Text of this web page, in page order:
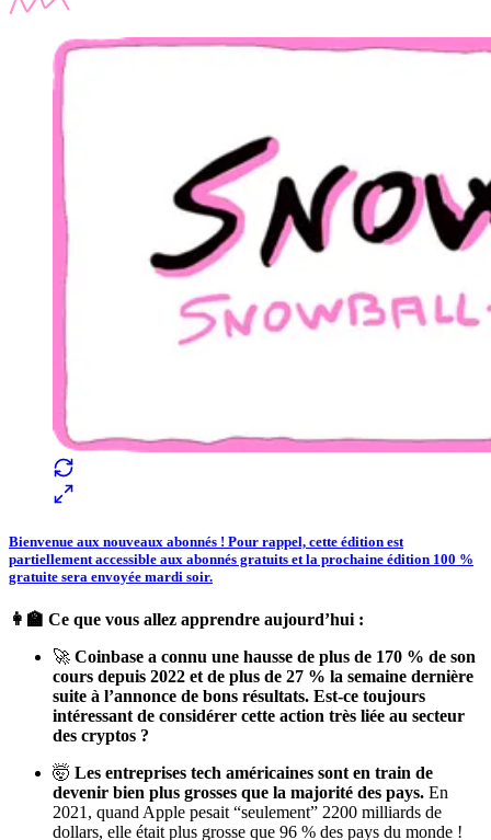
Bienvenue aux nouveaux abonnés ! Pour rappel, cette édition est
partiellement accessible aux abonnés gratuits et la prochaine édition 100 %
gratuite sera envoyée mardi soir.
👩‍🏫 Ce que vous allez apprendre aujourd’hui :
🚀 Coinbase a connu une hausse de plus de 170 % de son
cours depuis 2022 et de plus de 27 % la semaine dernière
suite à l’annonce de bons résultats. Est-ce toujours
intéressant de considérer cette action très liée au secteur
des cryptos ?
🤯 Les entreprises tech américaines sont en train de
devenir bien plus grosses que la majorité des pays. En
2021, quand Apple pesait “seulement” 2200 milliards de
dollars, elle était plus grosse que 96 % des pays du monde !